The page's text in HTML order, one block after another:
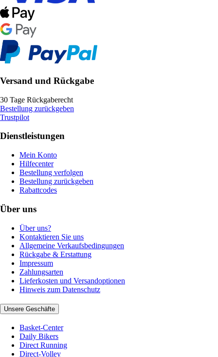
Versand und Rückgabe
30 Tage Rückgaberecht
Bestellung zurückgeben
Trustpilot
Dienstleistungen
Mein Konto
Hilfecenter
Bestellung verfolgen
Bestellung zurückgeben
Rabattcodes
Über uns
Über uns?
Kontaktieren Sie uns
Allgemeine Verkaufsbedingungen
Rückgabe & Erstattung
Impressum
Zahlungsarten
Lieferkosten und Versandoptionen
Hinweis zum Datenschutz
Unsere Geschäfte
Basket-Center
Daily Bikers
Direct Running
Direct-Volley